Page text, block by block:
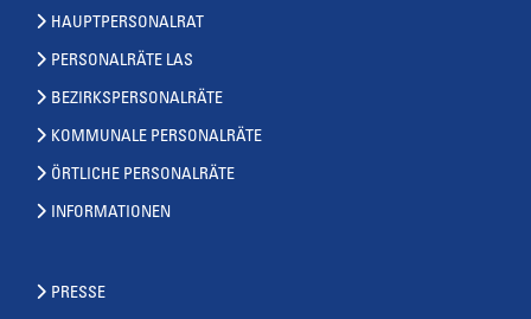
HAUPTPERSONALRAT
PERSONALRÄTE LAS
BEZIRKSPERSONALRÄTE
KOMMUNALE PERSONALRÄTE
ÖRTLICHE PERSONALRÄTE
INFORMATIONEN
PRESSE